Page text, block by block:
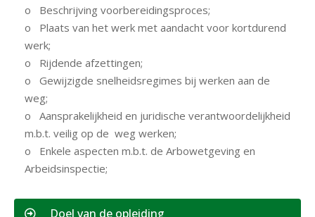
o Beschrijving voorbereidingsproces;
o Plaats van het werk met aandacht voor kortdurend
werk;
o Rijdende afzettingen;
o Gewijzigde snelheidsregimes bij werken aan de
weg;
o Aansprakelijkheid en juridische verantwoordelijkheid
m.b.t. veilig op de weg werken;
o Enkele aspecten m.b.t. de Arbowetgeving en
Arbeidsinspectie;
Doel van de opleiding